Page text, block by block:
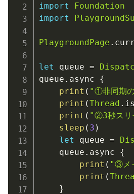
import
Foundation
import
PlaygroundPage .
let queue =
queue . async {
print ( "①非同期
print (Thread .
print ( "②3秒スリ
sleep ( 3 )
let queue =
    queue
. async {
print ( "③メ
print (
}